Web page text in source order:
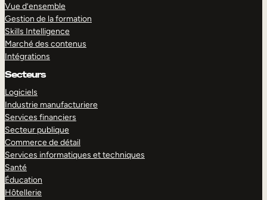
Vue d’ensemble
Gestion de la formation
Skills Intelligence
Marché des contenus
Intégrations
Secteurs
Logiciels
Industrie manufacturiere
Services financiers
Secteur publique
Commerce de détail
Services informatiques et techniques
Santé
Éducation
Hôtellerie